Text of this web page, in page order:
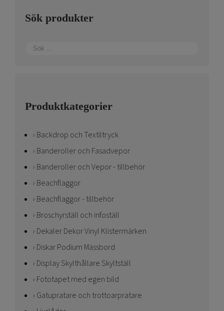
Sök produkter
Produktkategorier
Backdrop och Textiltryck
Banderoller och Fasadvepor
Banderoller och Vepor - tillbehör
Beachflaggor
Beachflaggor - tillbehör
Broschyrställ och infoställ
Dekaler Dekor Vinyl Klistermärken
Diskar Podium Mässbord
Display Skylthållare Skyltställ
Fototapet med egen bild
Gatupratare och trottoarpratare